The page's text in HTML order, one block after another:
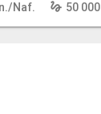
./Naf. gesture 50 000